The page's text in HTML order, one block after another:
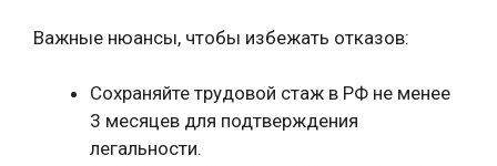
Важные нюансы, чтобы избежать отказов:
Сохраняйте трудовой стаж в РФ не менее
3 месяцев для подтверждения
легальности.